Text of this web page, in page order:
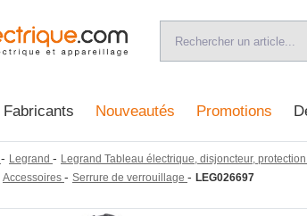
Fabricants Nouveautés Promotions
- Legrand - Legrand Tableau électrique, disjoncteur,
Accessoires - Serrure de verrouillage - LEG026697